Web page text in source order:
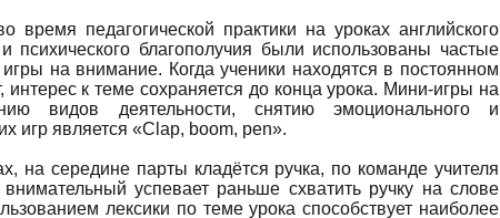
время педагогической практики на уроках английского
психического благополучия были использованы частые
на внимание. Когда ученики находятся в постоянном
к теме сохраняется до конца урока. Мини-игры на
видов деятельности, снятию эмоционального и
игр является «Clap, boom, pen».
на середине парты кладётся ручка, по команде учителя
успевает раньше схватить ручку на слове
лексики по теме урока способствует наиболее